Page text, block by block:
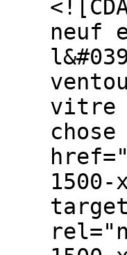
neuf
vitre
1500-